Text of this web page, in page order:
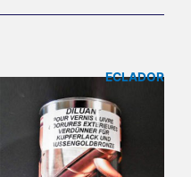
ECLADOR